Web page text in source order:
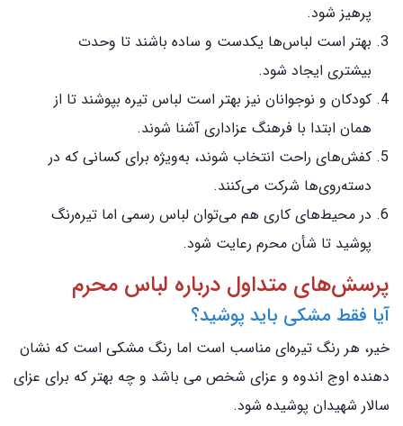
پرهیز شود.
بهتر است لباس‌ها یکدست و ساده باشند تا وحدت
بیشتری ایجاد شود.
کودکان و نوجوانان نیز بهتر است لباس تیره بپوشند تا از
همان ابتدا با فرهنگ عزاداری آشنا شوند.
کفش‌های راحت انتخاب شوند، به‌ویژه برای کسانی که در
دسته‌روی‌ها شرکت می‌کنند.
در محیط‌های کاری هم می‌توان لباس رسمی اما تیره‌رنگ
پوشید تا شأن محرم رعایت شود.
پرسش‌های متداول درباره لباس محرم
آیا فقط مشکی باید پوشید؟
خیر، هر رنگ تیره‌ای مناسب است اما رنگ مشکی است که نشان
دهنده اوج اندوه و عزای شخص می باشد و چه بهتر که برای عزای
سالار شهیدان پوشیده شود.